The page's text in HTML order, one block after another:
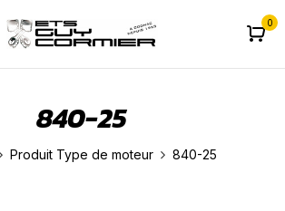
0
840-25
Produit Type de moteur 840-25